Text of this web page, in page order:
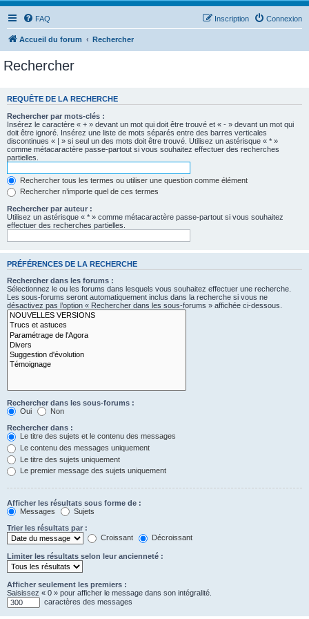
FAQ Connexion
Inscription
Accueil du forum Rechercher
Rechercher
REQUÊTE DE LA RECHERCHE
Rechercher par mots-clés :
Insérez le caractère « + » devant un mot qui doit être trouvé et « - » devant un mot qui
doit être ignoré. Insérez une liste de mots séparés entre des barres verticales
discontinues « | » si seul un des mots doit être trouvé. Utilisez un astérisque « * »
comme métacaractère passe-partout si vous souhaitez effectuer des recherches
partielles.
Rechercher tous les termes ou utiliser une question comme élément
Rechercher n’importe quel de ces termes
Rechercher par auteur :
Utilisez un astérisque « * » comme métacaractère passe-partout si vous souhaitez
effectuer des recherches partielles.
PRÉFÉRENCES DE LA RECHERCHE
Rechercher dans les forums :
Sélectionnez le ou les forums dans lesquels vous souhaitez effectuer une recherche.
Les sous-forums seront automatiquement inclus dans la recherche si vous ne
désactivez pas l’option « Rechercher dans les sous-forums » affichée ci-dessous.
Rechercher dans les sous-forums :
Oui
Non
Rechercher dans :
Le titre des sujets et le contenu des messages
Le contenu des messages uniquement
Le titre des sujets uniquement
Le premier message des sujets uniquement
Afficher les résultats sous forme de :
Messages
Sujets
Trier les résultats par :
Croissant
Décroissant
Limiter les résultats selon leur ancienneté :
Afficher seulement les premiers :
Saisissez « 0 » pour afficher le message dans son intégralité.
caractères des messages